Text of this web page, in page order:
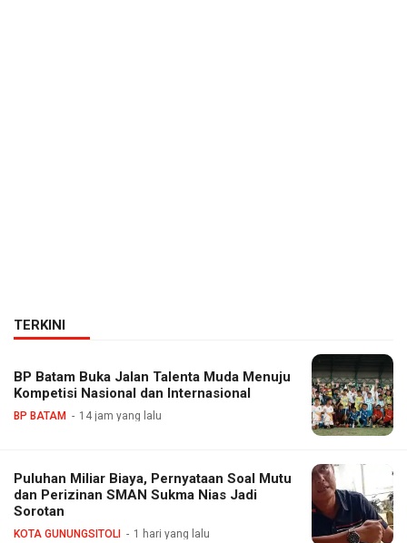
TERKINI
BP Batam Buka Jalan Talenta Muda Menuju
Kompetisi Nasional dan Internasional
BP BATAM 14 jam yang lalu
Puluhan Miliar Biaya, Pernyataan Soal Mutu
dan Perizinan SMAN Sukma Nias Jadi
Sorotan
KOTA GUNUNGSITOLI 1 hari yang lalu